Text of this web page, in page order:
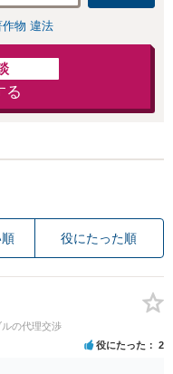
作物 違法
る
役にたった順
の代理交渉
役にたった 2